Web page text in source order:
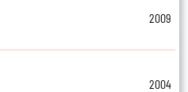
2009
2004